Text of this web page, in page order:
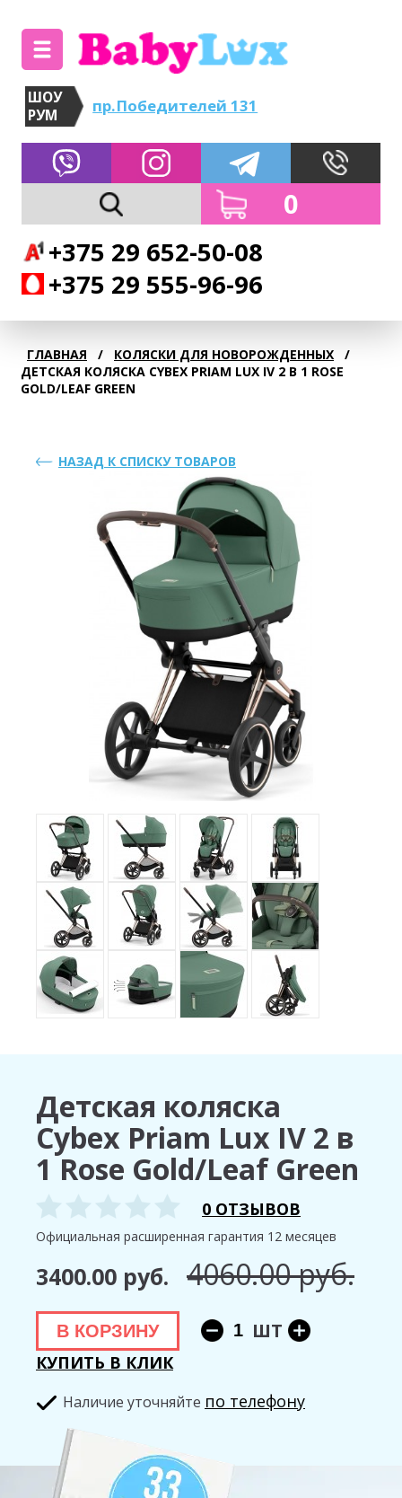
РУМ
пр.Победителей 131
0
+375 29 652-50-08
+375 29 555-96-96
ГЛАВНАЯ / КОЛЯСКИ ДЛЯ НОВОРОЖДЕННЫХ
/
ДЕТСКАЯ КОЛЯСКА CYBEX PRIAM LUX IV 2 В 1 ROSE
GOLD/LEAF GREEN
НАЗАД К СПИСКУ ТОВАРОВ
Детская коляска
Cybex Priam Lux IV 2 в
1 Rose Gold/Leaf Green
0 ОТЗЫВОВ
Официальная расширенная гарантия 12 месяцев
3400.00 руб. 4060.00 руб.
В КОРЗИНУ ШТ
КУПИТЬ В КЛИК
Hаличие уточняйте по телефону